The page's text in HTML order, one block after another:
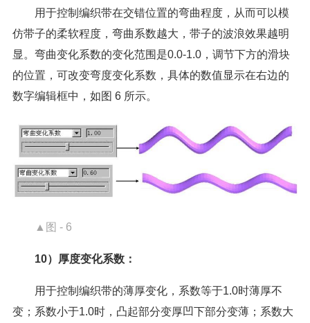
用于控制编织带在交错位置的弯曲程度，从而可以模
仿带子的柔软程度，弯曲系数越大，带子的波浪效果越明
显。弯曲变化系数的变化范围是0.0-1.0，调节下方的滑块
的位置，可改变弯度变化系数，具体的数值显示在右边的
数字编辑框中，如图 6 所示。
▲图 - 6
10）厚度变化系数：
用于控制编织带的薄厚变化，系数等于1.0时薄厚不
变；系数小于1.0时，凸起部分变厚凹下部分变薄；系数大